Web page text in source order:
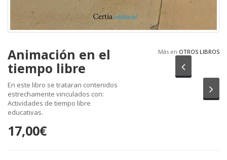
Más en OTROS LIBROS
Anterior
Animación en el
tiempo libre
En este libro se trataran contenidos
estrechamente vinculados con:
Actividades de tiempo libre
educativas.
17,00€